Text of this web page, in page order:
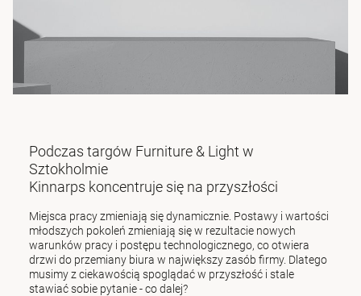
Podczas targów Furniture & Light w
Sztokholmie
Kinnarps koncentruje się na przyszłości
Miejsca pracy zmieniają się dynamicznie. Postawy i wartości
młodszych pokoleń zmieniają się w rezultacie nowych
warunków pracy i postępu technologicznego, co otwiera
drzwi do przemiany biura w największy zasób firmy. Dlatego
musimy z ciekawością spoglądać w przyszłość i stale
stawiać sobie pytanie - co dalej?